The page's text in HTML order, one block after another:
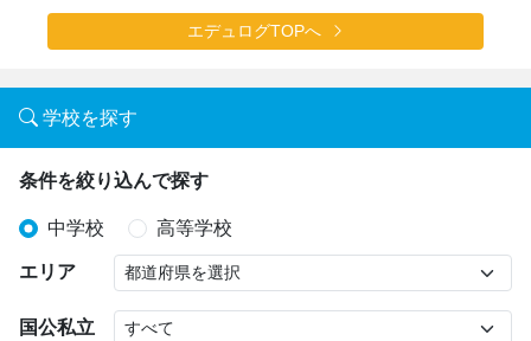
エデュログTOPへ
学校を探す
条件を絞り込んで探す
中学校 高等学校
エリア
国公私立